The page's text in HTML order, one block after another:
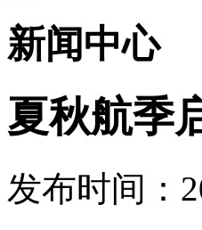
新闻中心
夏秋航季
发布时间：